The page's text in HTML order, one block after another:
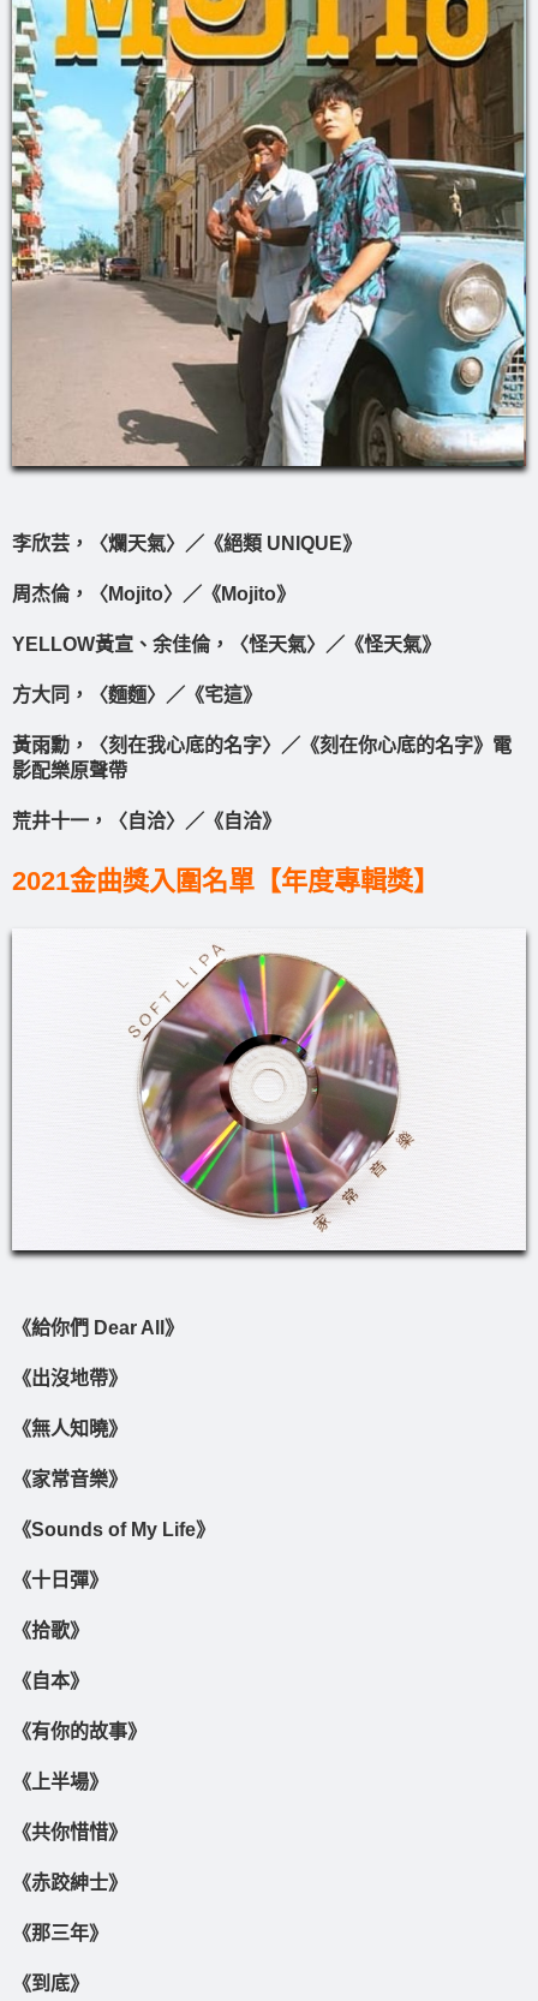
李欣芸，〈爛天氣〉／《絕類 UNIQUE》
周杰倫，〈Mojito〉／《Mojito》
YELLOW黃宣、余佳倫，〈怪天氣〉／《怪天氣》
方大同，〈麵麵〉／《宅這》
黃雨勳，〈刻在我心底的名字〉／《刻在你心底的名字》電
影配樂原聲帶
荒井十一，〈自洽〉／《自洽》
2021金曲獎入圍名單【年度專輯獎】
《給你們 Dear All》
《出沒地帶》
《無人知曉》
《家常音樂》
《Sounds of My Life》
《十日彈》
《拾歌》
《自本》
《有你的故事》
《上半場》
《共你惜惜》
《赤跤紳士》
《那三年》
《到底》